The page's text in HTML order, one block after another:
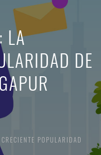
LA
DE
POPULARIDAD